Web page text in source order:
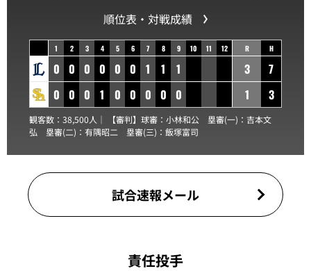
順位表・対戦成績
1 2 3 4 5 6 7 8 9 10 11 12
0 0 0 0 0 0 1 1
1
0 0 0 1 0 0 0 0 0
R H
3
7
1
3
観客数：38,500人｜ 【審判】球審： 小林和公 塁審(一)： 吉本文
弘 塁審(二)： 有隅昭二 塁審(三)： 飯塚富司
試合速報メール
責任投手